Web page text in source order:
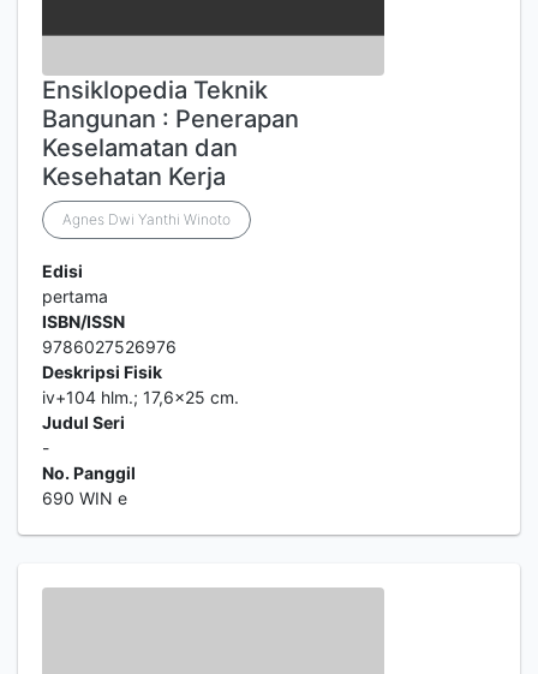
Ensiklopedia Teknik
Bangunan : Penerapan
Keselamatan dan
Kesehatan Kerja
Agnes Dwi Yanthi Winoto
Edisi
pertama
ISBN/ISSN
9786027526976
Deskripsi Fisik
iv+104 hlm.; 17,6x25 cm.
Judul Seri
-
No. Panggil
690 WIN e